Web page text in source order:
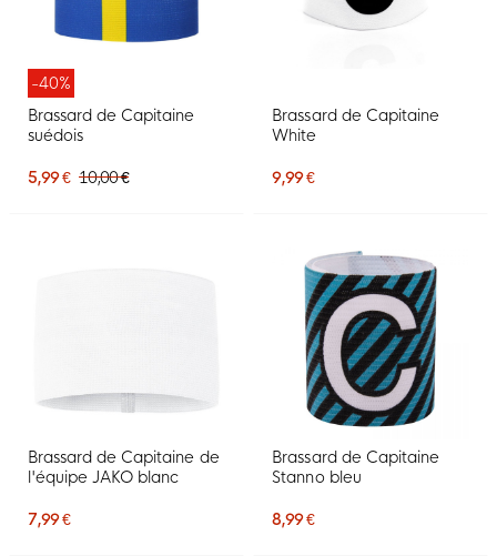
-40%
Brassard de Capitaine
suédois
5,99 € 10,00 €
Brassard de Capitaine
White
9,99 €
Brassard de Capitaine de
l'équipe JAKO blanc
7,99 €
Brassard de Capitaine
Stanno bleu
8,99 €